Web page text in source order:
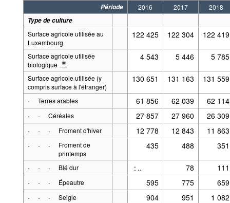
Période 2016 2017
2018
Type de culture
Surface agricole utilisée au
Luxembourg
122 425 122 304 122 419
Surface agricole utilisée
biologique
* Note Type de culture 2: y compris surfaces en voie de conversion vers
4 543 5 446 5 785
Surface agricole utilisée (y
compris surface à l'étranger)
130 651 131 163 131 559
· Terres arables 61 856 62 039
62 114
· · Céréales 27 857 27 960
26 309
· · · Froment d'hiver 12 778 12 843
11 863
· · ·
Froment de
printemps
435 488 351
· · · Blé dur - .. 78
111
· · · Épeautre 595 775
659
· · · Seigle 904 951
1 082